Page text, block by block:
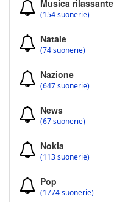
Musica rilassante
(154 suonerie)
Natale
(74 suonerie)
Nazione
(647 suonerie)
News
(67 suonerie)
Nokia
(113 suonerie)
Pop
(1774 suonerie)